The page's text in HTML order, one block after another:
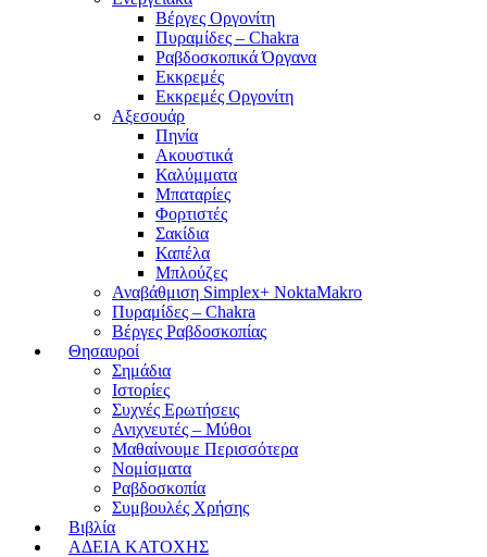
Βέργες Οργονίτη
Πυραμίδες – Chakra
Ραβδοσκοπικά Όργανα
Εκκρεμές
Εκκρεμές Οργονίτη
Αξεσουάρ
Πηνία
Ακουστικά
Καλύμματα
Μπαταρίες
Φορτιστές
Σακίδια
Καπέλα
Μπλούζες
Αναβάθμιση Simplex+ NoktaMakro
Πυραμίδες – Chakra
Βέργες Ραβδοσκοπίας
Θησαυροί
Σημάδια
Ιστορίες
Συχνές Ερωτήσεις
Ανιχνευτές – Μύθοι
Μαθαίνουμε Περισσότερα
Νομίσματα
Ραβδοσκοπία
Συμβουλές Χρήσης
Βιβλία
ΑΔΕΙΑ ΚΑΤΟΧΗΣ